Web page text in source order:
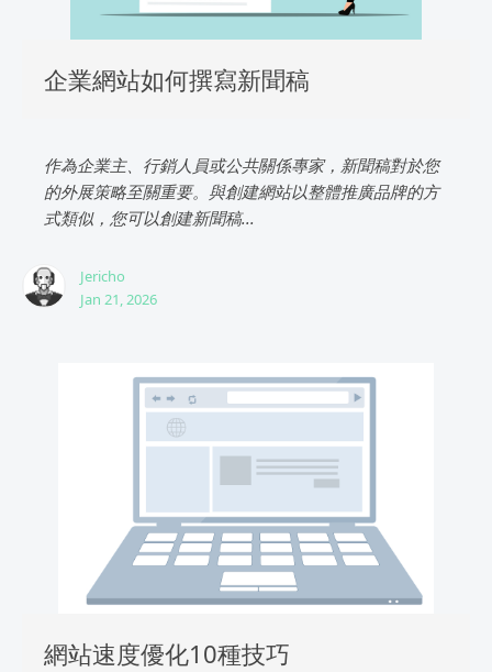
企業網站如何撰寫新聞稿
作為企業主、行銷人員或公共關係專家，新聞稿對於您
的外展策略至關重要。與創建網站以整體推廣品牌的方
式類似，您可以創建新聞稿...
Jericho
Jan 21, 2026
網站速度優化10種技巧